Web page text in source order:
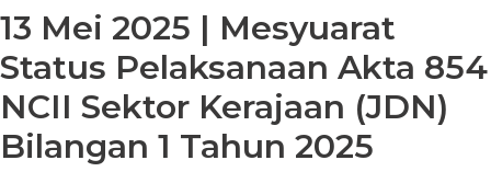
13 Mei 2025 | Mesyuarat
Status Pelaksanaan Akta 854
NCII Sektor Kerajaan (JDN)
Bilangan 1 Tahun 2025